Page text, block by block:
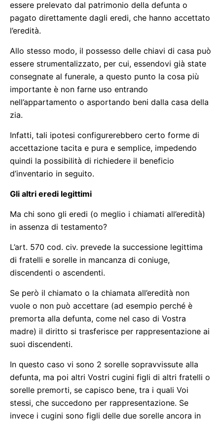
essere prelevato dal patrimonio della defunta o
pagato direttamente dagli eredi, che hanno accettato
l’eredità.
Allo stesso modo, il possesso delle chiavi di casa può
essere strumentalizzato, per cui, essendovi già state
consegnate al funerale, a questo punto la cosa più
importante è non farne uso entrando
nell’appartamento o asportando beni dalla casa della
zia.
Infatti, tali ipotesi configurerebbero certo forme di
accettazione tacita e pura e semplice, impedendo
quindi la possibilità di richiedere il beneficio
d’inventario in seguito.
Gli altri eredi legittimi
Ma chi sono gli eredi (o meglio i chiamati all’eredità)
in assenza di testamento?
L’art. 570 cod. civ. prevede la successione legittima
di fratelli e sorelle in mancanza di coniuge,
discendenti o ascendenti.
Se però il chiamato o la chiamata all’eredità non
vuole o non può accettare (ad esempio perché è
premorta alla defunta, come nel caso di Vostra
madre) il diritto si trasferisce per rappresentazione ai
suoi discendenti.
In questo caso vi sono 2 sorelle sopravvissute alla
defunta, ma poi altri Vostri cugini figli di altri fratelli o
sorelle premorti, se capisco bene, tra i quali Voi
stessi, che succedono per rappresentazione. Se
invece i cugini sono figli delle due sorelle ancora in